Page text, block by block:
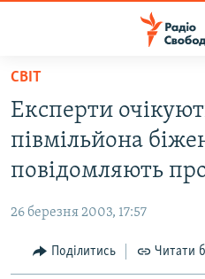
Перейти
основного
матеріалу
Перейти
до
основної
навігації
Перейти
до
ВСЕ ЗА ДОБУ
СТАТТІ
ЕКОНОМІКА
СУСПІЛЬСТВО
РОСІЙСЬКА «ФІЛЬТРАЦІЯ»
ДОНБАС.РЕАЛІЇ
СВІТ
Експерти
півмільйона
повідомляють
26 березня 2003, 17:57
Поділитись Читати